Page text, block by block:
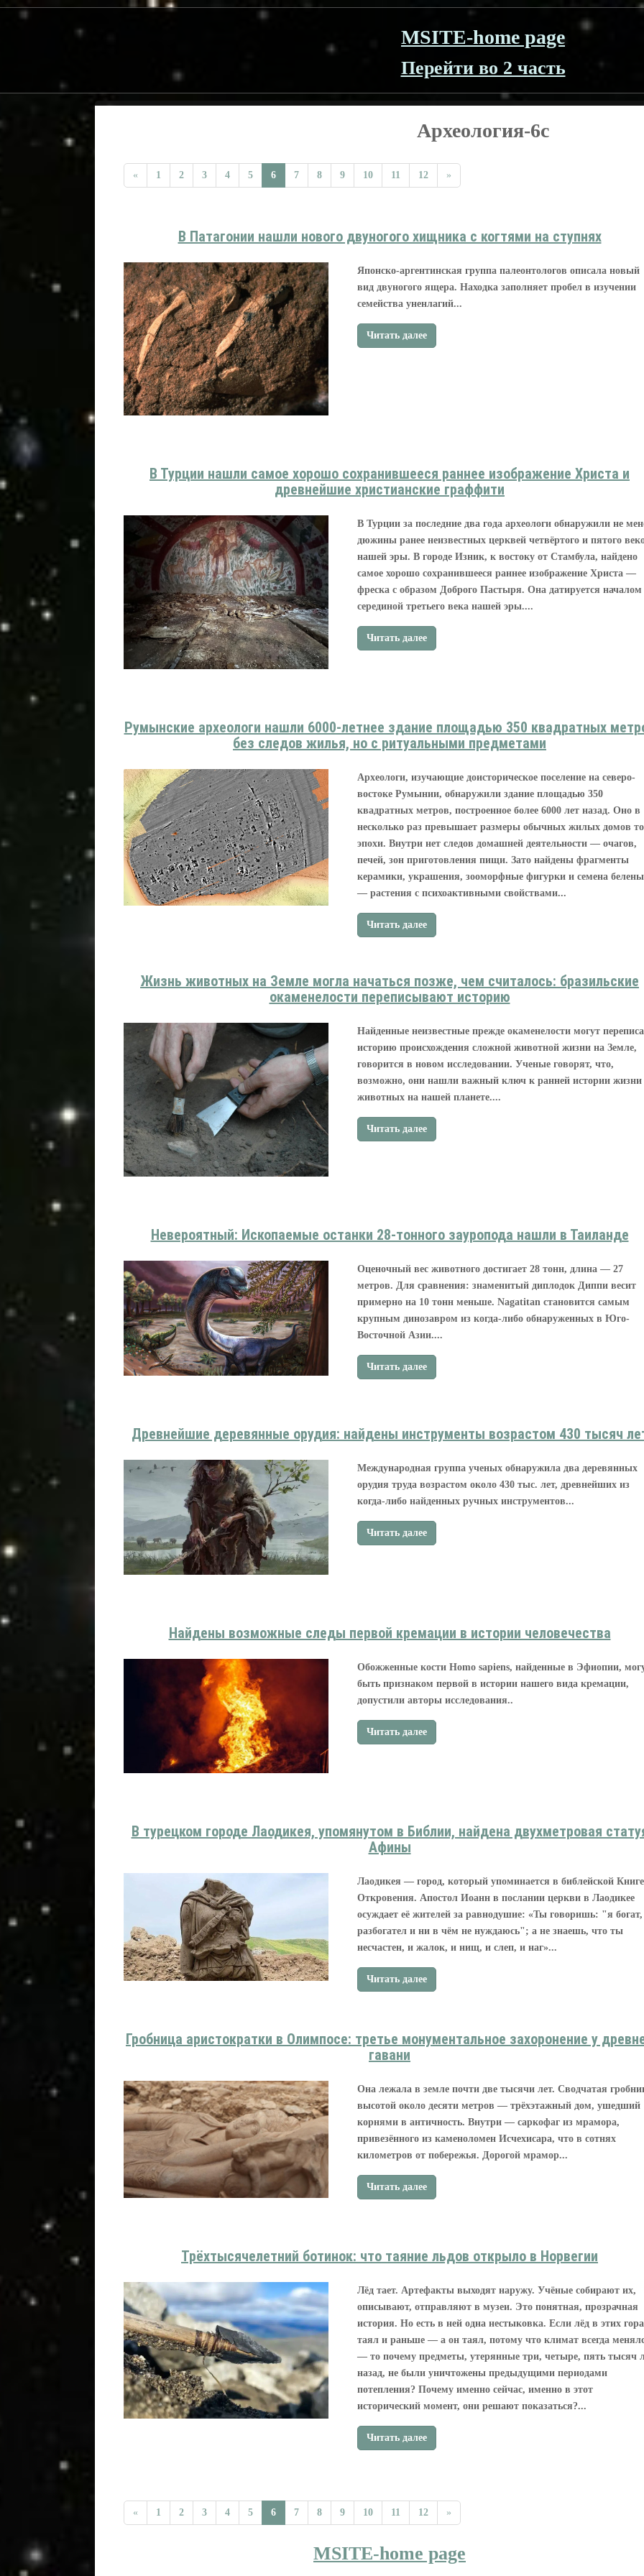
MSITE-home page
Перейти во 2 часть
Археология-6c
« 1 2 3 4 5 6 7 8 9 10 11 12 »
В Патагонии нашли нового двуногого хищника с когтями на ступнях
Японско-аргентинская группа палеонтологов описала новый
вид двуногого ящера. Находка заполняет пробел в изучении
семейства уненлагий...
Читать далее
В Турции нашли самое хорошо сохранившееся раннее изображение Христа и
древнейшие христианские граффити
В Турции за последние два года археологи обнаружили не
дюжины ранее неизвестных церквей четвёртого и пятого
нашей эры. В городе Изник, к востоку от Стамбула, найдено
самое хорошо сохранившееся раннее изображение Христа —
фреска с образом Доброго Пастыря. Она датируется
серединой третьего века нашей эры....
Читать далее
Румынские археологи нашли 6000-летнее здание площадью 350 квадратных
без следов жилья, но с ритуальными предметами
Археологи, изучающие доисторическое поселение на северо-
востоке Румынии, обнаружили здание площадью 350
квадратных метров, построенное более 6000 лет назад. Оно в
несколько раз превышает размеры обычных жилых домов
эпохи. Внутри нет следов домашней деятельности — очагов,
печей, зон приготовления пищи. Зато найдены фрагменты
керамики, украшения, зооморфные фигурки и семена белены
— растения с психоактивными свойствами...
Читать далее
Жизнь животных на Земле могла начаться позже, чем считалось: бразильские
окаменелости переписывают историю
Найденные неизвестные прежде окаменелости могут
историю происхождения сложной животной жизни на Земле,
говорится в новом исследовании. Ученые говорят, что,
возможно, они нашли важный ключ к ранней истории жизни
животных на нашей планете....
Читать далее
Невероятный: Ископаемые останки 28-тонного зауропода нашли в Таиланде
Оценочный вес животного достигает 28 тонн, длина — 27
метров. Для сравнения: знаменитый диплодок Диппи весит
примерно на 10 тонн меньше. Nagatitan становится самым
крупным динозавром из когда-либо обнаруженных в Юго-
Восточной Азии....
Читать далее
Древнейшие деревянные орудия: найдены инструменты возрастом 430 тысяч
Международная группа ученых обнаружила два деревянных
орудия труда возрастом около 430 тыс. лет, древнейших из
когда-либо найденных ручных инструментов...
Читать далее
Найдены возможные следы первой кремации в истории человечества
Обожженные кости Homo sapiens, найденные в Эфиопии,
быть признаком первой в истории нашего вида кремации,
допустили авторы исследования..
Читать далее
В турецком городе Лаодикея, упомянутом в Библии, найдена двухметровая
Афины
Лаодикея — город, который упоминается в библейской Книге
Откровения. Апостол Иоанн в послании церкви в Лаодикее
осуждает её жителей за равнодушие: «Ты говоришь: "я богат,
разбогател и ни в чём не нуждаюсь"; а не знаешь, что ты
несчастен, и жалок, и нищ, и слеп, и наг»...
Читать далее
Гробница аристократки в Олимпосе: третье монументальное захоронение у
гавани
Она лежала в земле почти две тысячи лет. Сводчатая
высотой около десяти метров — трёхэтажный дом, ушедший
корнями в античность. Внутри — саркофаг из мрамора,
привезённого из каменоломен Исчехисара, что в сотнях
километров от побережья. Дорогой мрамор...
Читать далее
Трёхтысячелетний ботинок: что таяние льдов открыло в Норвегии
Лёд тает. Артефакты выходят наружу. Учёные собирают их,
описывают, отправляют в музеи. Это понятная, прозрачная
история. Но есть в ней одна нестыковка. Если лёд в этих
таял и раньше — а он таял, потому что климат всегда
— то почему предметы, утерянные три, четыре, пять тысяч
назад, не были уничтожены предыдущими периодами
потепления? Почему именно сейчас, именно в этот
исторический момент, они решают показаться?...
Читать далее
« 1 2 3 4 5 6 7 8 9 10 11 12 »
MSITE-home page